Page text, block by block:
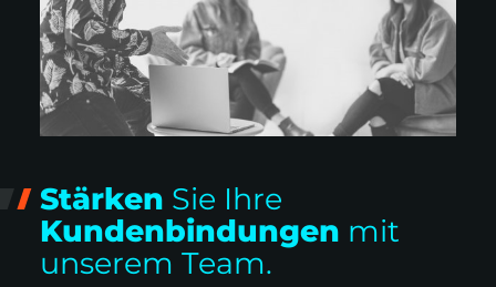
Stärken Sie Ihre
Kundenbindungen mit
unserem Team.